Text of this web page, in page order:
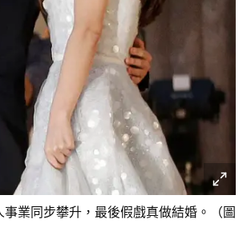
業同步攀升，最後假戲真做結婚。（圖